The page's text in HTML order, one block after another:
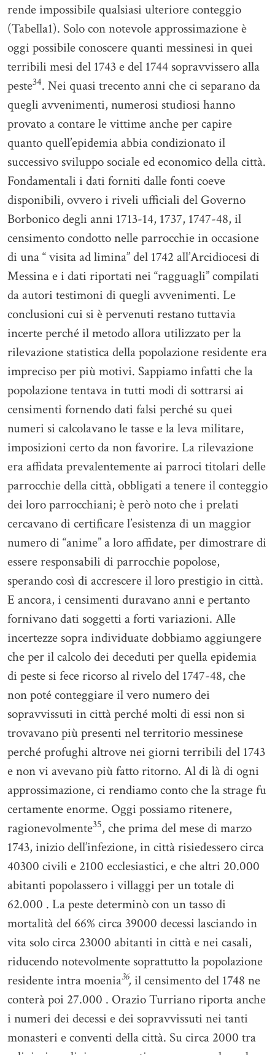
rende impossibile qualsiasi ulteriore conteggio
(Tabella1). Solo con notevole approssimazione è
oggi possibile conoscere quanti messinesi in quei
terribili mesi del 1743 e del 1744 sopravvissero alla
peste34. Nei quasi trecento anni che ci separano da
quegli avvenimenti, numerosi studiosi hanno
provato a contare le vittime anche per capire
quanto quell’epidemia abbia condizionato il
successivo sviluppo sociale ed economico della città.
Fondamentali i dati forniti dalle fonti coeve
disponibili, ovvero i riveli ufficiali del Governo
Borbonico degli anni 1713-14, 1737, 1747-48, il
censimento condotto nelle parrocchie in occasione
di una “ visita ad limina” del 1742 all’Arcidiocesi di
Messina e i dati riportati nei “ragguagli” compilati
da autori testimoni di quegli avvenimenti. Le
conclusioni cui si è pervenuti restano tuttavia
incerte perché il metodo allora utilizzato per la
rilevazione statistica della popolazione residente era
impreciso per più motivi. Sappiamo infatti che la
popolazione tentava in tutti modi di sottrarsi ai
censimenti fornendo dati falsi perché su quei
numeri si calcolavano le tasse e la leva militare,
imposizioni certo da non favorire. La rilevazione
era affidata prevalentemente ai parroci titolari delle
parrocchie della città, obbligati a tenere il conteggio
dei loro parrocchiani; è però noto che i prelati
cercavano di certificare l’esistenza di un maggior
numero di “anime” a loro affidate, per dimostrare di
essere responsabili di parrocchie popolose,
sperando così di accrescere il loro prestigio in città.
E ancora, i censimenti duravano anni e pertanto
fornivano dati soggetti a forti variazioni. Alle
incertezze sopra individuate dobbiamo aggiungere
che per il calcolo dei deceduti per quella epidemia
di peste si fece ricorso al rivelo del 1747-48, che
non poté conteggiare il vero numero dei
sopravvissuti in città perché molti di essi non si
trovavano più presenti nel territorio messinese
perché profughi altrove nei giorni terribili del 1743
e non vi avevano più fatto ritorno. Al di là di ogni
approssimazione, ci rendiamo conto che la strage fu
certamente enorme. Oggi possiamo ritenere,
ragionevolmente35, che prima del mese di marzo
1743, inizio dell’infezione, in città risiedessero circa
40300 civili e 2100 ecclesiastici, e che altri 20.000
abitanti popolassero i villaggi per un totale di
62.000 . La peste determinò con un tasso di
mortalità del 66% circa 39000 decessi lasciando in
vita solo circa 23000 abitanti in città e nei casali,
riducendo notevolmente soprattutto la popolazione
residente intra moenia36, il censimento del 1748 ne
conterà poi 27.000 . Orazio Turriano riporta anche
i numeri dei decessi e dei sopravvissuti nei tanti
monasteri e conventi della città. Su circa 2000 tra